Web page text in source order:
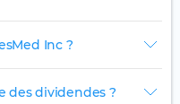
Inc ?
des dividendes ?